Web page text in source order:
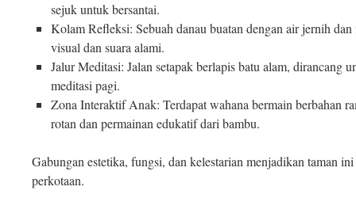
sejuk untuk bersantai.
Kolam Refleksi: Sebuah danau buatan dengan air jernih
visual dan suara alami.
Jalur Meditasi: Jalan setapak berlapis batu alam, dirancang
meditasi pagi.
Zona Interaktif Anak: Terdapat wahana bermain berbahan
rotan dan permainan edukatif dari bambu.
Gabungan estetika, fungsi, dan kelestarian menjadikan taman
perkotaan.